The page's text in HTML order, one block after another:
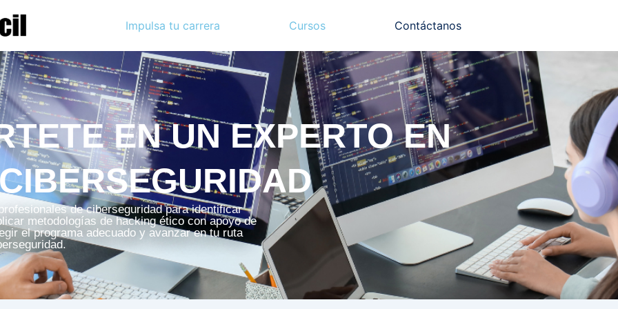
Impulsa tu carrera Cursos Contáctanos
EN UN EXPERTO EN
de ciberseguridad para identificar
metodologías de hacking ético con apoyo de
el programa adecuado y avanzar en tu ruta